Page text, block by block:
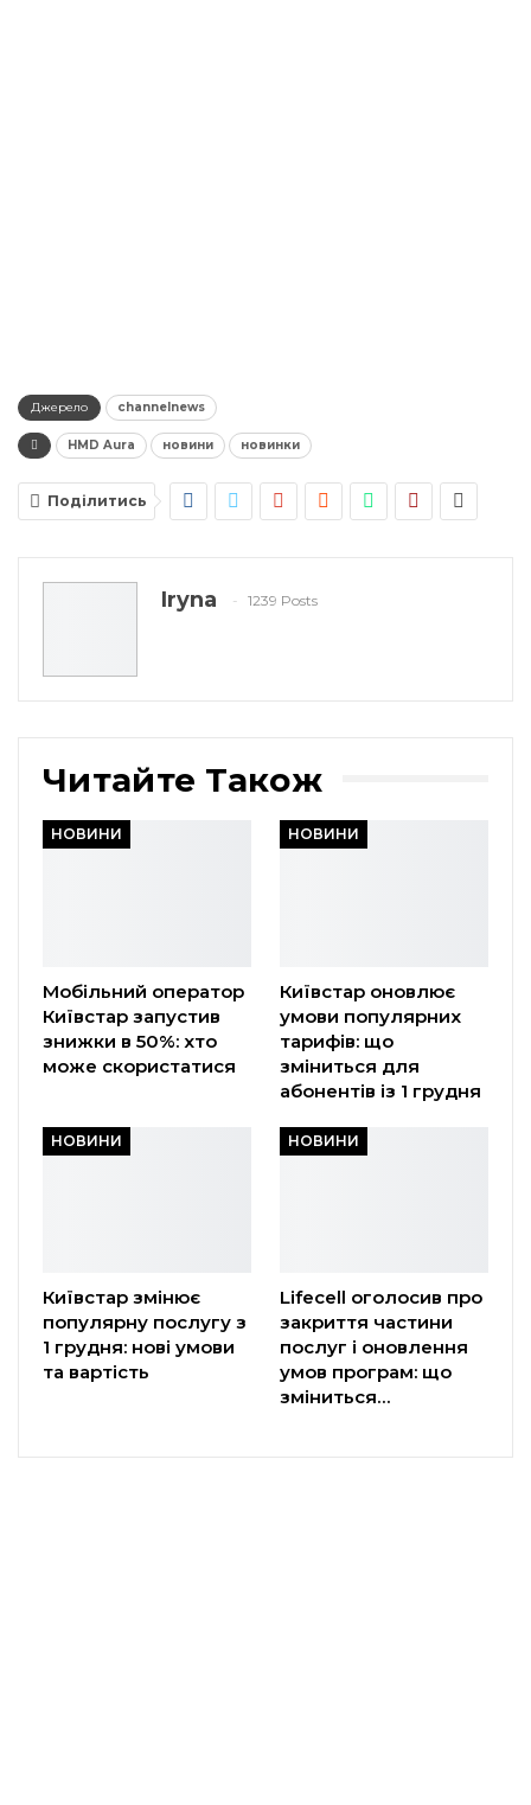
Джерело channelnews
HMD Aura новини новинки
Поділитись
Iryna 1239 Posts
Читайте Також
НОВИНИ
Мобільний оператор
Київстар запустив
знижки в 50%: хто
може скористатися
НОВИНИ
Київстар оновлює
умови популярних
тарифів: що
зміниться для
абонентів із 1 грудня
НОВИНИ
Київстар змінює
популярну послугу з
1 грудня: нові умови
та вартість
НОВИНИ
Lifecell оголосив про
закриття частини
послуг і оновлення
умов програм: що
зміниться…